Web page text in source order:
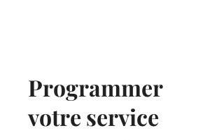
Programmer
votre service